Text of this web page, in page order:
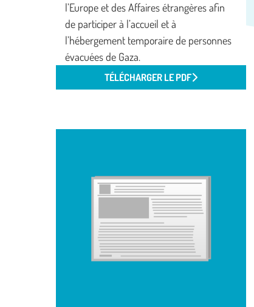
l’Europe et des Affaires étrangères afin
de participer à l’accueil et à
l’hébergement temporaire de personnes
évacuées de Gaza.
TÉLÉCHARGER LE PDF